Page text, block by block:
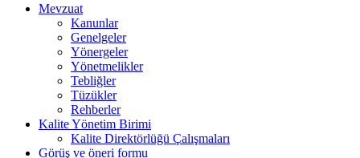
Mevzuat
Kanunlar
Genelgeler
Yönergeler
Yönetmelikler
Tebliğler
Tüzükler
Rehberler
Kalite Yönetim Birimi
Kalite Direktörlüğü Çalışmaları
Görüş ve öneri formu